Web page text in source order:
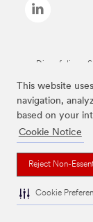
This website
navigation,
based on your
Cookie Notice
Reject Non-
Cookie
Die auf dieser